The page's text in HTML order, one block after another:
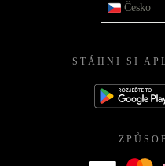
Česko
STÁHNI SI